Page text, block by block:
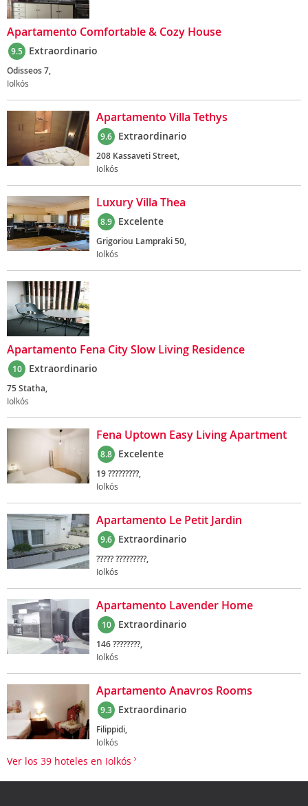
Apartamento Comfortable & Cozy House
9.5 Extraordinario
Odisseos 7,
Iolkós
Apartamento Villa Tethys
9.6 Extraordinario
208 Kassaveti Street,
Iolkós
Luxury Villa Thea
8.9 Excelente
Grigoriou Lampraki 50,
Iolkós
Apartamento Fena City Slow Living Residence
10 Extraordinario
75 Statha,
Iolkós
Fena Uptown Easy Living Apartment
8.8 Excelente
19 ?????????,
Iolkós
Apartamento Le Petit Jardin
9.6 Extraordinario
????? ?????????,
Iolkós
Apartamento Lavender Home
10 Extraordinario
146 ????????,
Iolkós
Apartamento Anavros Rooms
9.3 Extraordinario
Filippidi,
Iolkós
Ver los 39 hoteles en Iolkós